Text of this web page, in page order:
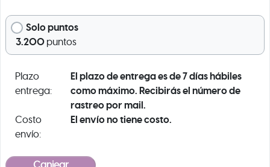
Solo puntos
3.200 puntos
Plazo
entrega:
El plazo de entrega es de 7 días hábiles
como máximo. Recibirás el número de
rastreo por mail.
Costo
envío:
El envío no tiene costo.